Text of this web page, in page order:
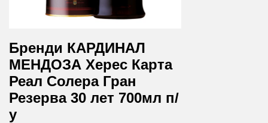
Бренди КАРДИНАЛ
МЕНДОЗА Херес Карта
Реал Солера Гран
Резерва 30 лет 700мл п/
у